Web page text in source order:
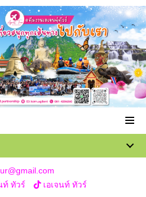
ท์ ทัวร์ เอเจนท์ ทัวร์